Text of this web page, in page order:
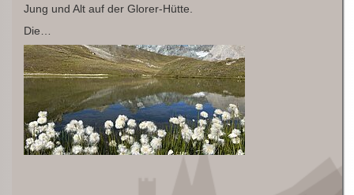
Jung und Alt auf der Glorer-Hütte.
Die…